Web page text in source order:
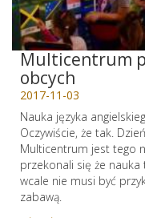
Multicentrum
obcych
2017-11-03
Nauka języka
Oczywiście, że tak.
Multicentrum jest tego
przekonali się że
wcale nie musi być
zabawą.